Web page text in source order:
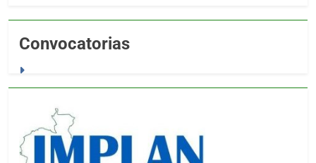
Convocatorias